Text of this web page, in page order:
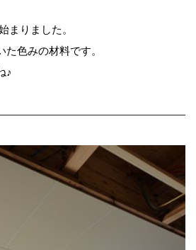
まりました。
色みの材料です。
♪